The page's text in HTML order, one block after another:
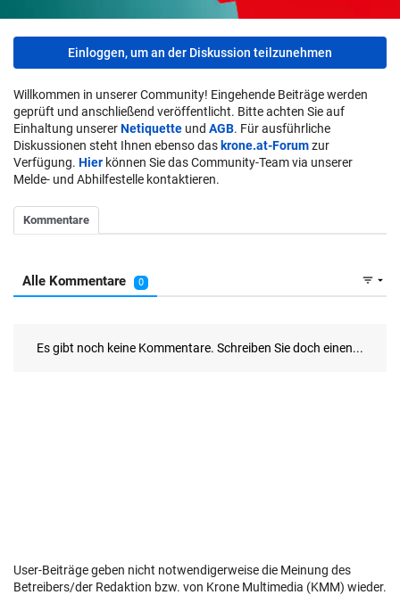
Einloggen, um an der Diskussion teilzunehmen
Willkommen in unserer Community! Eingehende Beiträge werden
geprüft und anschließend veröffentlicht. Bitte achten Sie auf
Einhaltung unsererNetiquette und AGB. Für ausführliche
Diskussionen steht Ihnen ebenso daskrone.at-Forumzur
Verfügung. Hier können Sie das Community-Team via unserer
Melde- und Abhilfestelle kontaktieren.
User-Beiträge geben nicht notwendigerweise die Meinung des
Betreibers/der Redaktion bzw. von Krone Multimedia (KMM) wieder.